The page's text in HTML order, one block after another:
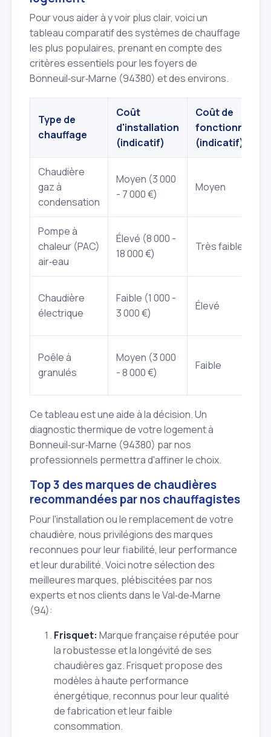
Pour vous aider à y voir plus clair, voici un
tableau comparatif des systèmes de chauffage
les plus populaires, prenant en compte des
critères essentiels pour les foyers de
Bonneuil‑sur‑Marne (94380) et des environs.
Type de
chauffage
Coût
d'installation
(indicatif)
Coût de
(indicatif)
Chaudière
gaz à
condensation
Moyen (3 000
- 7 000 €)
Moyen
Pompe à
chaleur (PAC)
air‑eau
Élevé (8 000 -
18 000 €)
Très faible
Chaudière
électrique
Faible (1 000 -
3 000 €)
Élevé
Poêle à
granulés
Moyen (3 000
- 8 000 €)
Faible
Ce tableau est une aide à la décision. Un
diagnostic thermique de votre logement à
Bonneuil‑sur‑Marne (94380) par nos
professionnels permettra d'affiner le choix.
Top 3 des marques de chaudières
recommandées par nos chauffagistes
Pour l'installation ou le remplacement de votre
chaudière, nous privilégions des marques
reconnues pour leur fiabilité, leur performance
et leur durabilité. Voici notre sélection des
meilleures marques, plébiscitées par nos
experts et nos clients dans le Val‑de‑Marne
(94):
Frisquet: Marque française réputée pour
la robustesse et la longévité de ses
chaudières gaz. Frisquet propose des
modèles à haute performance
énergétique, reconnus pour leur qualité
de fabrication et leur faible
consommation.